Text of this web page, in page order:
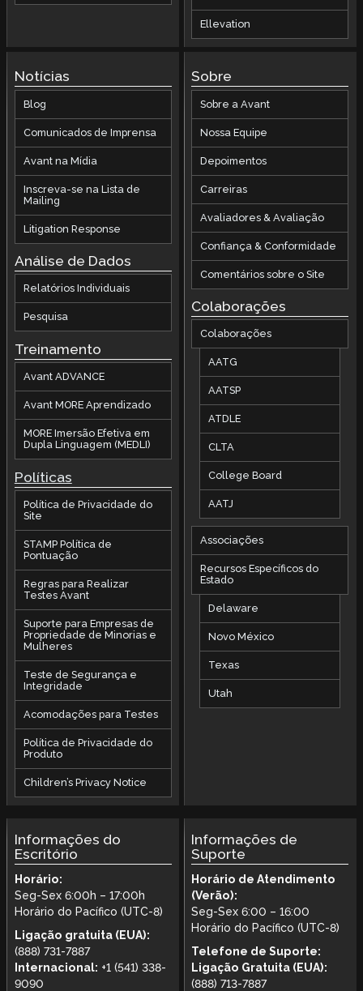
Ellevation
Notícias
Blog
Comunicados de Imprensa
Avant na Mídia
Inscreva-se na Lista de
Mailing
Litigation Response
Análise de Dados
Relatórios Individuais
Pesquisa
Treinamento
Avant ADVANCE
Avant MORE Aprendizado
MORE Imersão Efetiva em
Dupla Linguagem (MEDLI)
Políticas
Política de Privacidade do
Site
STAMP Política de
Pontuação
Regras para Realizar
Testes Avant
Suporte para Empresas de
Propriedade de Minorias e
Mulheres
Teste de Segurança e
Integridade
Acomodações para Testes
Política de Privacidade do
Produto
Children’s Privacy Notice
Sobre
Sobre a Avant
Nossa Equipe
Depoimentos
Carreiras
Avaliadores & Avaliação
Confiança & Conformidade
Comentários sobre o Site
Colaborações
Colaborações
AATG
AATSP
ATDLE
CLTA
College Board
AATJ
Associações
Recursos Específicos do
Estado
Delaware
Novo México
Texas
Utah
Informações do
Escritório
Horário:
Seg-Sex 6:00h – 17:00h
Horário do Pacífico (UTC-8)
Ligação gratuita (EUA):
(888) 731-7887
Internacional: +1 (541) 338-
9090
Informações de
Suporte
Horário de Atendimento
(Verão):
Seg-Sex 6:00 – 16:00
Horário do Pacífico (UTC-8)
Telefone de Suporte:
Ligação Gratuita (EUA):
(888) 713-7887